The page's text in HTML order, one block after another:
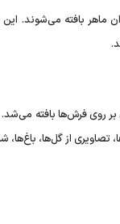
ماهر بافته می‌شوند.
بر روی فرش‌ها بافته می‌شد.
از گل‌ها، باغ‌ها،